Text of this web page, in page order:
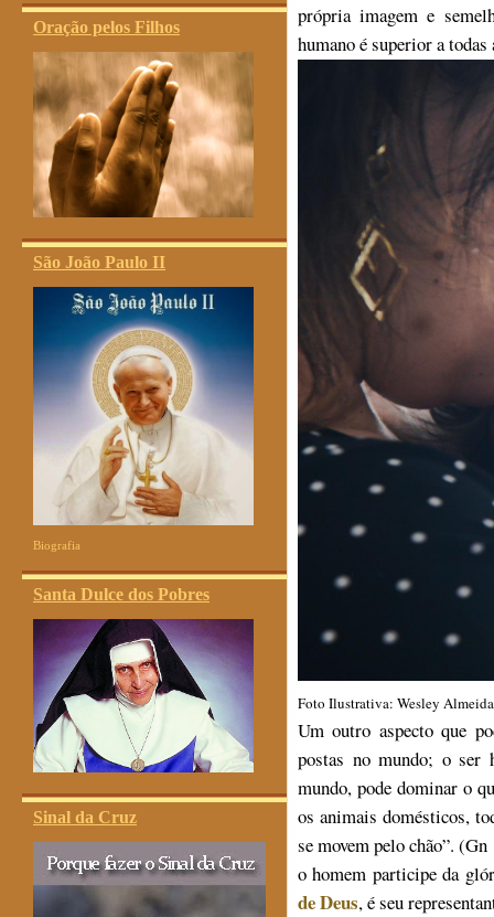
Oração pelos Filhos
São João Paulo II
Biografia
Santa Dulce dos Pobres
Sinal da Cruz
própria imagem e
humano é superior a
Foto Ilustrativa: Wesley
Um outro aspecto que
postas no mundo; o ser
mundo, pode dominar o
os animais domésticos,
se movem pelo chão”.
o homem participe da
de Deus, é seu